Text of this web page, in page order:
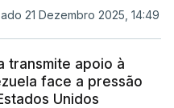
21 Dezembro 2025, 14:49
transmite apoio à
face a pressão
Unidos